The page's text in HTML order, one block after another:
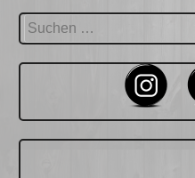
Suchen
nach: